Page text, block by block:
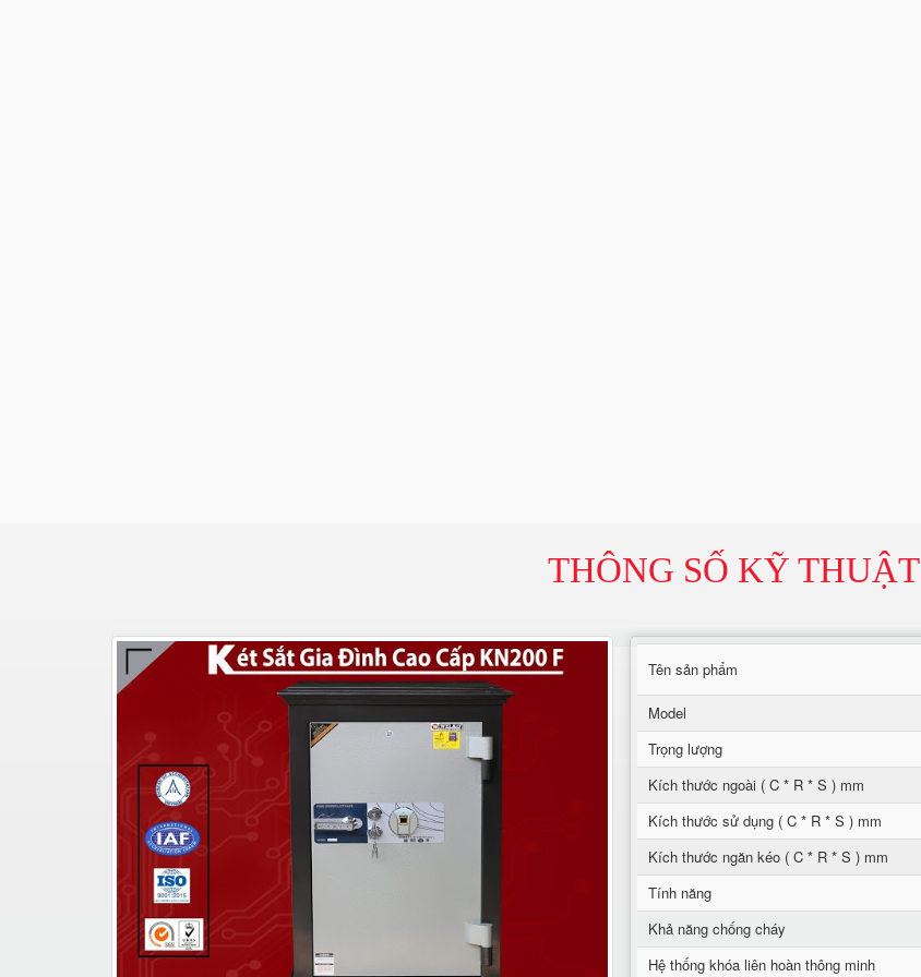
THÔNG SỐ KỸ THUẬT
Tên sản phẩm
Model
Trọng lượng
Kích thước ngoài ( C * R * S ) mm
Kích thước sử dụng ( C * R * S ) mm
Kích thước ngăn kéo ( C * R * S ) mm
Tính năng
Khả năng chống cháy
Hệ thống khóa liên hoàn thông minh